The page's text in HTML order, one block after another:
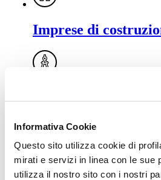
Informativa Cookie
Questo sito utilizza cookie di
mirati e servizi in linea con le sue
utilizza il nostro sito con i nostri
Imprese di
La ceramica per
architettonici